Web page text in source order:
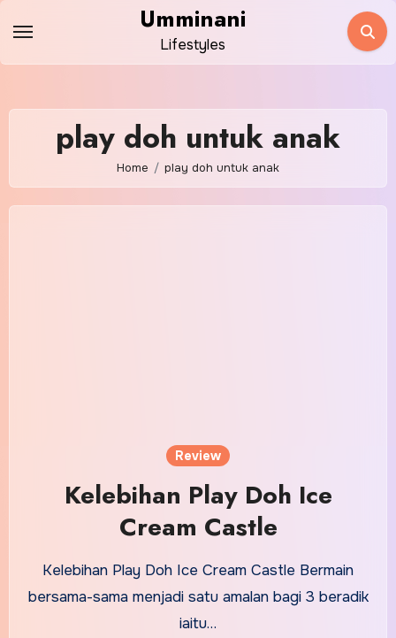
content
Umminani
Lifestyles
play doh untuk anak
Home play doh untuk anak
Review
Kelebihan Play Doh Ice
Cream Castle
Kelebihan Play Doh Ice Cream Castle Bermain
bersama-sama menjadi satu amalan bagi 3 beradik
iaitu…